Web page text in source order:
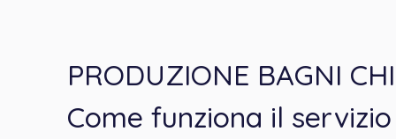
PRODUZIONE BAGNI
Come funziona il